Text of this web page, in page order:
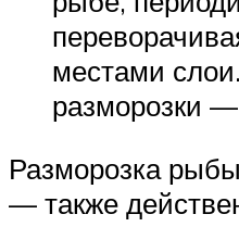
местами
разморозки
Разморозка
— также